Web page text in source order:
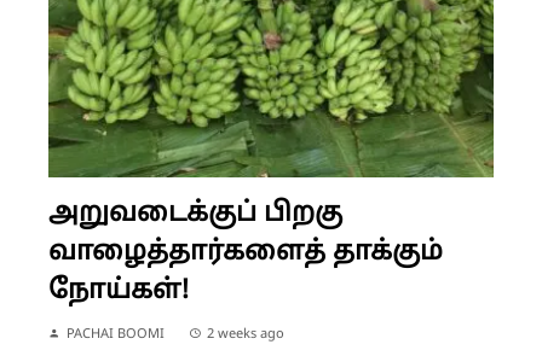
அறுவடைக்குப் பிறகு
வாழைத்தார்களைத் தாக்கும்
நோய்கள்!
PACHAI BOOMI 2 weeks ago